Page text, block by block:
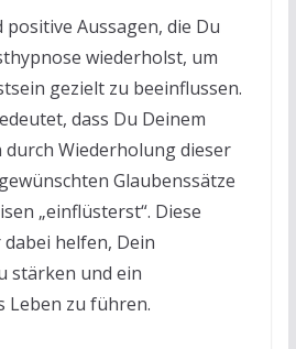
Aussagen, die Du
wiederholst, um
gezielt zu beeinflussen.
dass Du Deinem
Wiederholung dieser
Glaubenssätze
„einflüsterst“. Diese
helfen, Dein
stärken und ein
Leben zu führen.